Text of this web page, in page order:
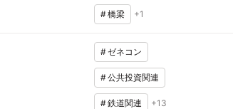
#橋梁 +1
#ゼネコン
#公共投資関連
#鉄道関連 +13